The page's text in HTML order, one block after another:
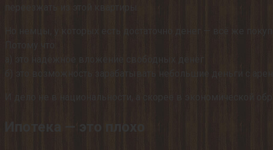
переезжать из этой квартиры.
Но немцы, у которых есть достаточно денег — всё же
а) это надёжное вложение свободных денег
б) это возможность зарабатывать небольшие деньги с
И дело не в национальности, а скорее в экономической
Ипотека — это плохо